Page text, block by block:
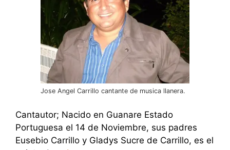
Jose Angel Carrillo cantante de musica llanera.
Cantautor; Nacido en Guanare Estado
Portuguesa el 14 de Noviembre, sus padres
Eusebio Carrillo y Gladys Sucre de Carrillo, es el